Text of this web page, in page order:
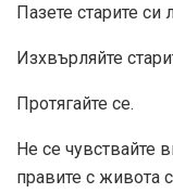
Пазете старите
Изхвърляйте
Протягайте се.
Не се чувствайте
правите с живота